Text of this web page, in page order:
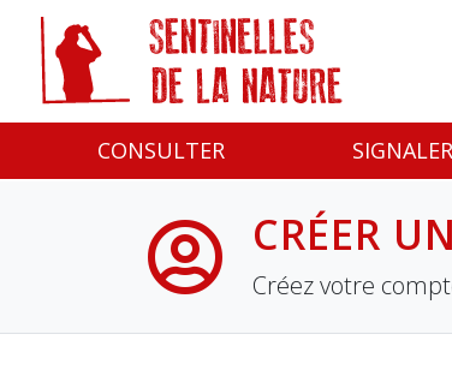
CONSULTER SIGNALER
CRÉER
Créez votre
Panneau de gestion des cookies